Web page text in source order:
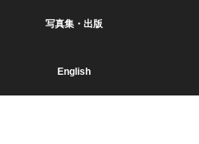
写真集・出版
English